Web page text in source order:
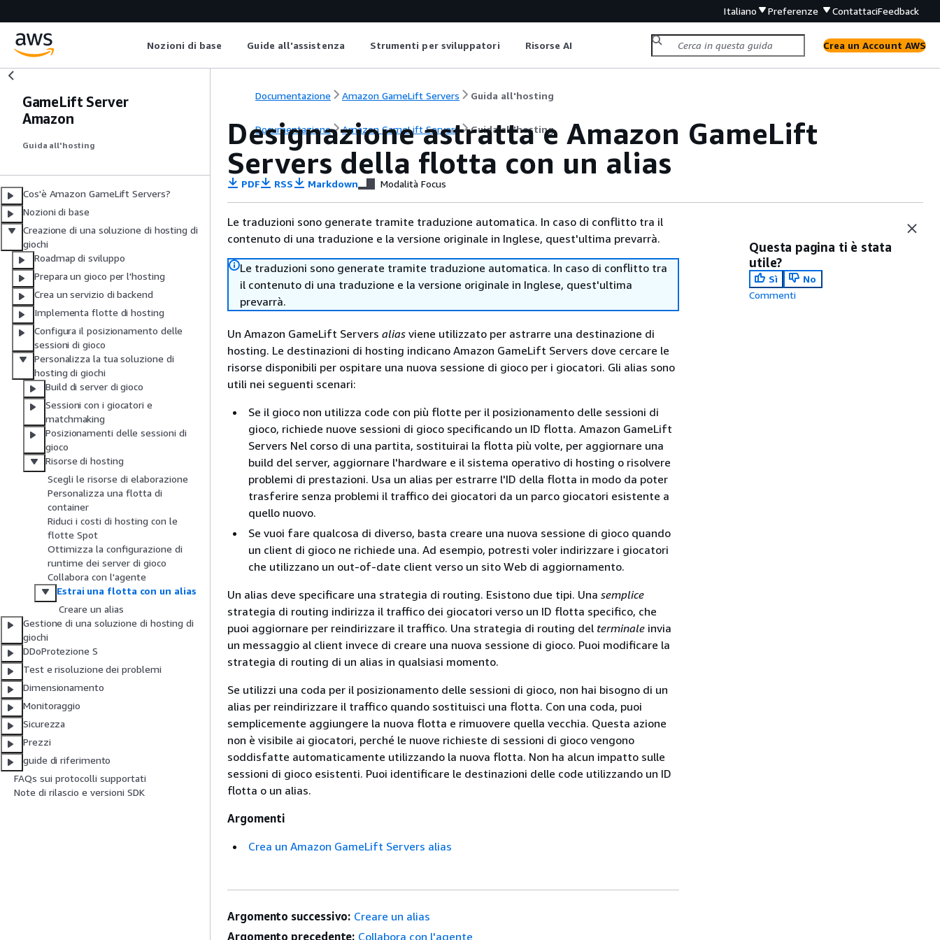
Italiano Preferenze ContattaciFeedback
Nozioni di base Guide all'assistenza Strumenti per sviluppatori Risorse AI Crea un Account AWS
GameLift Server
Amazon
Guida all'hosting
Cos'è Amazon GameLift Servers?
Nozioni di base
Creazione di una soluzione di hosting di
giochi
Roadmap di sviluppo
Prepara un gioco per l'hosting
Crea un servizio di backend
Implementa flotte di hosting
Configura il posizionamento delle
sessioni di gioco
Personalizza la tua soluzione di
hosting di giochi
Build di server di gioco
Sessioni con i giocatori e
matchmaking
Posizionamenti delle sessioni di
gioco
Risorse di hosting
Scegli le risorse di elaborazione
Personalizza una flotta di
container
Riduci i costi di hosting con le
flotte Spot
Ottimizza la configurazione di
runtime dei server di gioco
Collabora con l'agente
Estrai una flotta con un alias
Creare un alias
Gestione di una soluzione di hosting di
giochi
DDoProtezione S
Test e risoluzione dei problemi
Dimensionamento
Monitoraggio
Sicurezza
Prezzi
guide di riferimento
FAQs sui protocolli supportati
Note di rilascio e versioni SDK
Documentazione Amazon GameLift Servers Guida all'hosting
Documentazione Amazon GameLift Servers Guida all'hosting
Designazione astratta e Amazon GameLift
Servers della flotta con un alias
PDF RSS Markdown Modalità Focus
Le traduzioni sono generate tramite traduzione automatica. In caso di conflitto tra il
contenuto di una traduzione e la versione originale in Inglese, quest'ultima prevarrà.
Le traduzioni sono generate tramite traduzione automatica. In caso di conflitto tra
il contenuto di una traduzione e la versione originale in Inglese, quest'ultima
prevarrà.
Un Amazon GameLift Servers alias viene utilizzato per astrarre una destinazione di
hosting. Le destinazioni di hosting indicano Amazon GameLift Servers dove cercare le
risorse disponibili per ospitare una nuova sessione di gioco per i giocatori. Gli alias sono
utili nei seguenti scenari:
Se il gioco non utilizza code con più flotte per il posizionamento delle sessioni di
gioco, richiede nuove sessioni di gioco specificando un ID flotta. Amazon GameLift
Servers Nel corso di una partita, sostituirai la flotta più volte, per aggiornare una
build del server, aggiornare l'hardware e il sistema operativo di hosting o risolvere
problemi di prestazioni. Usa un alias per estrarre l'ID della flotta in modo da poter
trasferire senza problemi il traffico dei giocatori da un parco giocatori esistente a
quello nuovo.
Se vuoi fare qualcosa di diverso, basta creare una nuova sessione di gioco quando
un client di gioco ne richiede una. Ad esempio, potresti voler indirizzare i giocatori
che utilizzano un out-of-date client verso un sito Web di aggiornamento.
Un alias deve specificare una strategia di routing. Esistono due tipi. Una semplice
strategia di routing indirizza il traffico dei giocatori verso un ID flotta specifico, che
puoi aggiornare per reindirizzare il traffico. Una strategia di routing del terminale invia
un messaggio al client invece di creare una nuova sessione di gioco. Puoi modificare la
strategia di routing di un alias in qualsiasi momento.
Se utilizzi una coda per il posizionamento delle sessioni di gioco, non hai bisogno di un
alias per reindirizzare il traffico quando sostituisci una flotta. Con una coda, puoi
semplicemente aggiungere la nuova flotta e rimuovere quella vecchia. Questa azione
non è visibile ai giocatori, perché le nuove richieste di sessioni di gioco vengono
soddisfatte automaticamente utilizzando la nuova flotta. Non ha alcun impatto sulle
sessioni di gioco esistenti. Puoi identificare le destinazioni delle code utilizzando un ID
flotta o un alias.
Argomenti
Crea un Amazon GameLift Servers alias
Questa pagina ti è stata
utile?
Sì
No
Commenti
Argomento successivo: Creare un alias
Argomento precedente: Collabora con l'agente